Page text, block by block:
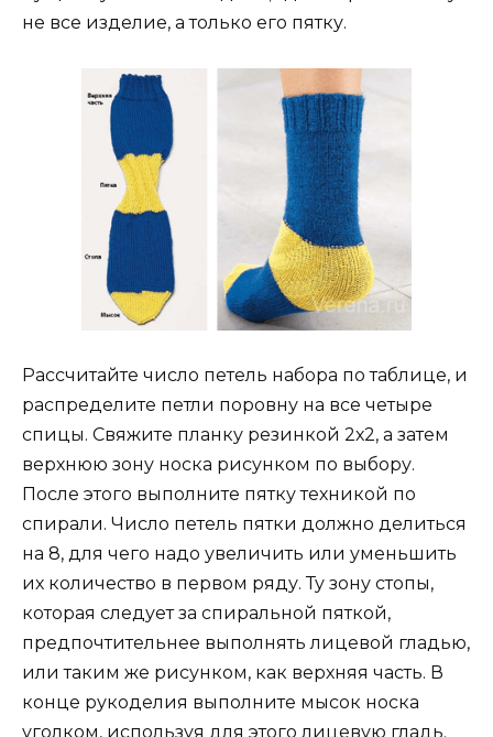
не все изделие, а только его пятку.
Рассчитайте число петель набора по таблице, и
распределите петли поровну на все четыре
спицы. Свяжите планку резинкой 2х2, а затем
верхнюю зону носка рисунком по выбору.
После этого выполните пятку техникой по
спирали. Число петель пятки должно делиться
на 8, для чего надо увеличить или уменьшить
их количество в первом ряду. Ту зону стопы,
которая следует за спиральной пяткой,
предпочтительнее выполнять лицевой гладью,
или таким же рисунком, как верхняя часть. В
конце рукоделия выполните мысок носка
уголком, используя для этого лицевую гладь.